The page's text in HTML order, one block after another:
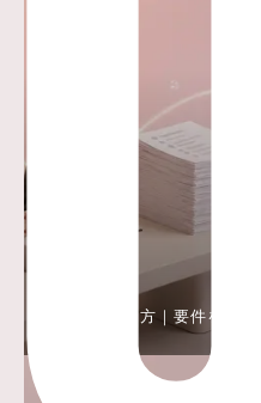
RFPの書き方｜要件を